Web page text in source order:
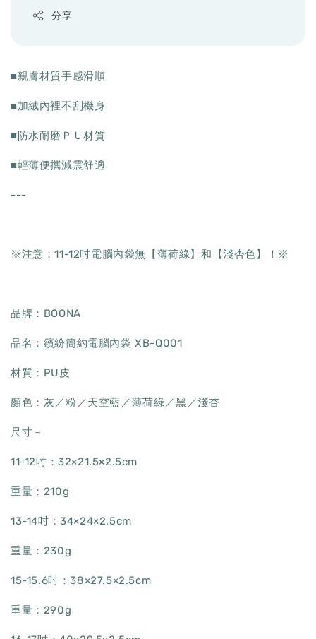
分享
■親膚材質手感滑順
■加絨內裡不刮機身
■防水耐磨ＰＵ材質
■輕薄便攜減震舒適
---
※注意：11-12吋電腦內袋無【薄荷綠】和【淺杏色】！※
品牌：BOONA
品名：繽紛簡約電腦內袋 XB-Q001
材質：PU皮
顏色：灰／粉／天空藍／薄荷綠／黑／淺杏
尺寸－
11-12吋：32×21.5×2.5cm
重量：210g
13-14吋：34×24×2.5cm
重量：230g
15-15.6吋：38×27.5×2.5cm
重量：290g